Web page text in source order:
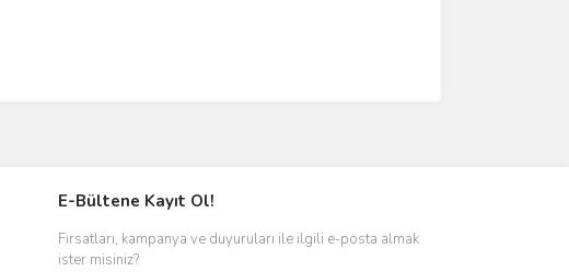
E-Bültene Kayıt Ol!
Fırsatları, kampanya ve duyuruları ile ilgili e-posta almak
ister misiniz?